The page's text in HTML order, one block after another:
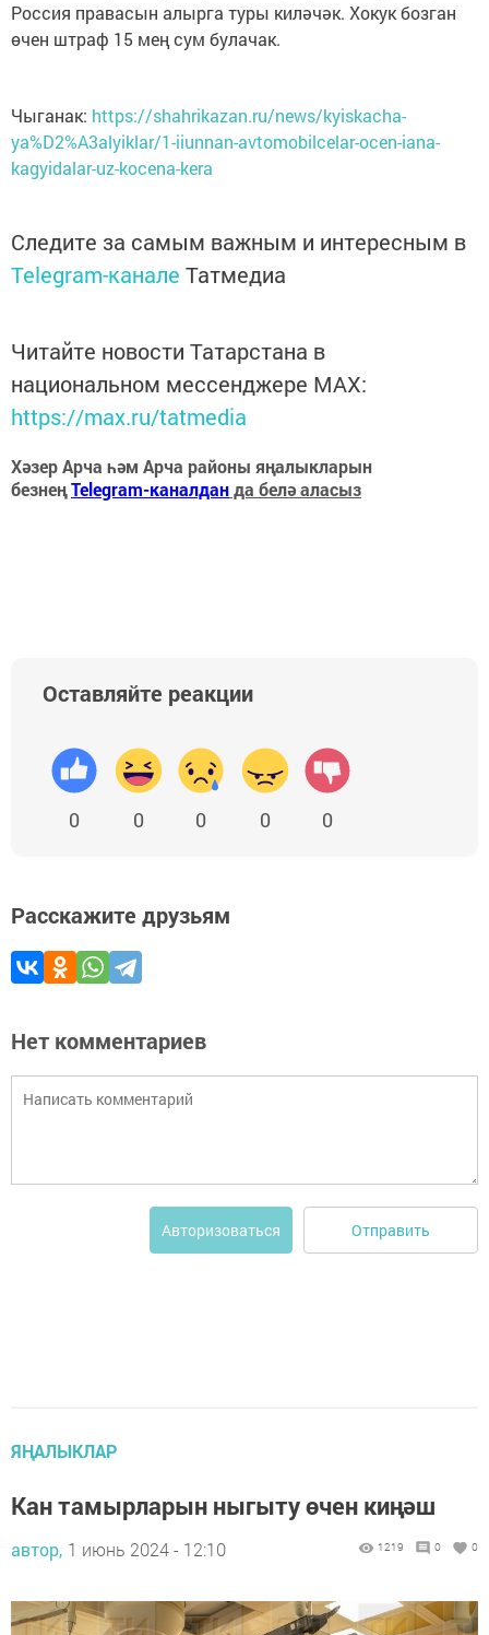
Россия правасын алырга туры киләчәк. Хокук бозган
өчен штраф 15 мең сум булачак.
Чыганак: https://shahrikazan.ru/news/kyiskacha-
ya%D2%A3alyiklar/1-iiunnan-avtomobilcelar-ocen-iana-
kagyidalar-uz-kocena-kera
Следите за самым важным и интересным в
Telegram-канале Татмедиа
Читайте новости Татарстана в
национальном мессенджере MАХ:
https://max.ru/tatmedia
Хәзер Арча һәм Арча районы яңалыкларын
безнеңTelegram-каналданда белә аласыз
Оставляйте реакции
0 0 0 0 0
Расскажите друзьям
Нет комментариев
Авторизоваться Отправить
ЯҢАЛЫКЛАР
Кан тамырларын ныгыту өчен киңәш
автор, 1 июнь 2024 - 12:10 1219 0 0